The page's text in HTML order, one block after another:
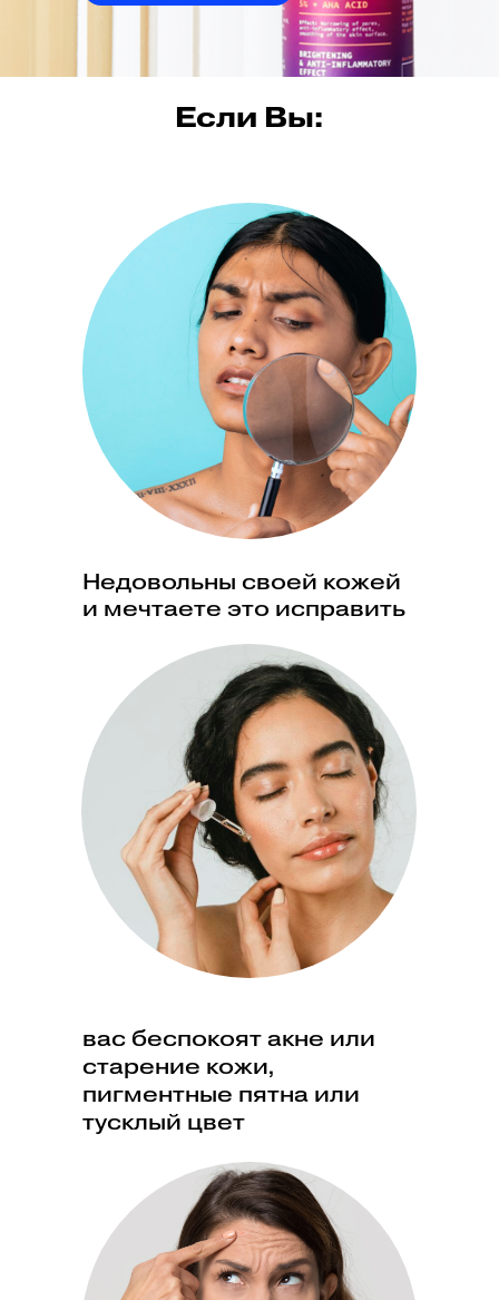
Если Вы:
Недовольны своей кожей
и мечтаете это исправить
вас беспокоят акне или
старение кожи,
пигментные пятна или
тусклый цвет